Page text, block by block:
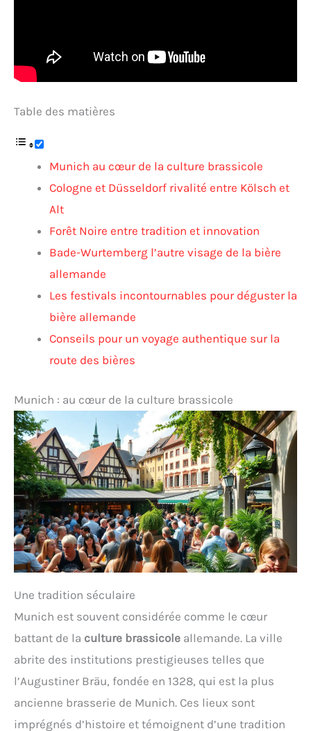
Table des matières
Munich au cœur de la culture brassicole
Cologne et Düsseldorf rivalité entre Kölsch et
Alt
Forêt Noire entre tradition et innovation
Bade-Wurtemberg l’autre visage de la bière
allemande
Les festivals incontournables pour déguster la
bière allemande
Conseils pour un voyage authentique sur la
route des bières
Munich : au cœur de la culture brassicole
Une tradition séculaire
Munich est souvent considérée comme le cœur
battant de la culture brassicole allemande. La ville
abrite des institutions prestigieuses telles que
l’Augustiner Bräu, fondée en 1328, qui est la plus
ancienne brasserie de Munich. Ces lieux sont
imprégnés d’histoire et témoignent d’une tradition